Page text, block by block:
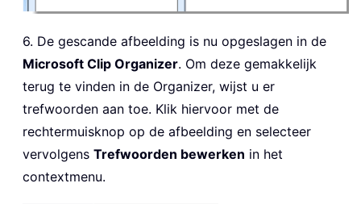
6. De gescande afbeelding is nu opgeslagen in de
Microsoft Clip Organizer. Om deze gemakkelijk
terug te vinden in de Organizer, wijst u er
trefwoorden aan toe. Klik hiervoor met de
rechtermuisknop op de afbeelding en selecteer
vervolgens Trefwoorden bewerken in het
contextmenu.